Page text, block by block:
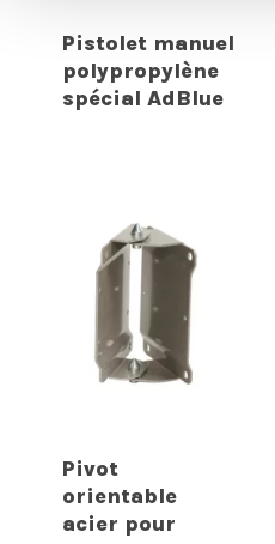
Pistolet manuel
polypropylène
spécial AdBlue
Pivot
orientable
acier pour